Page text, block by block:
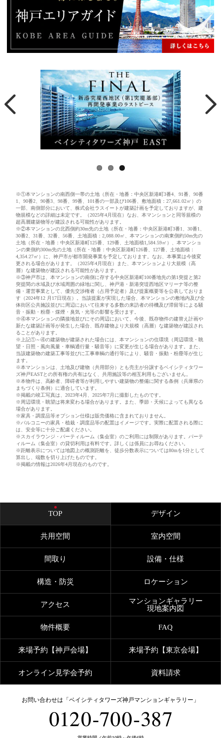
※①本マンションの南西側一帯の土地（所在・地番：中央区新港町3番4、91番、90番
1、90番2、90番3、98番、99番、101番の一部及び106番、敷地面積：27,661.02㎡）の
一部、南側部分において、株式会社ラスイートが建築計画を予定しておりますが、建
物規模などの詳細は未定です。（2025年4月現在）なお、本マンションと同等規模の
超高層建築物等が建設される可能性があります。
※②本マンションの北西側約30m先の土地（所在・地番：中央区新港町3番1、30番1、
30番2、31番、32番、56番、土地面積：2,088.00㎡、本マンションの南東側約50m先の
土地（所在・地番：中央区新港町125番、129番、土地面積1,584.59㎡）、本マンショ
ンの東側約300m先の土地（所在・地番：中央区新港町126番、127番、土地面積：
4,354.27㎡）に、神戸市が都市開発事業を予定しております。なお、本事業は今後変
更される場合があります。（2025年4月現在）また、本マンションより大規模（高
層）な建築物が建設される可能性があります。
※③神戸市は、本マンションの南側に存する中央区新港町100番地先の第1突提と第2
突提間の水域及び水域周囲の緑地に関し、神戸港・新港突堤西地区マリーナ等の整
備・運営事業として、優先交渉権者（占用予定者）及び提案概要等を公表しておりま
す（2024年12 月17日現在）。当該提案が実現した場合、本マンションの敷地内及び全
体街区公共施設並びに周辺において往来する多数の来訪者の待機及び滞留等による騒
音・振動・粉塵・煤煙・臭気・光等の影響を受けます。
※④本マンションの隣接地並びにその周辺において、今後、既存物件の建替え計画や
新たな建築計画等が発生した場合、既存建物より大規模（高層）な建築物が建設され
ることがあります。
※上記①～④の建築物が建築された場合には、本マンションの住環境（周辺環境・眺
望・日照・風向風量・車輌通行量・騒音等）に変更が生じる場合があります。また、
当該建築物の建築工事等並びに工事車輌の通行等により、騒音・振動・粉塵等が生じ
ます。
※本マンションは、土地及び建物（共用部分）とも売主が分譲するベイシティタワー
ズ神戸EASTとの所有権の共有はなく、共用施設等の相互利用もございません。
※本物件は、高齢者、障碍者等が利用しやすい建築物の整備に関する条例（兵庫県の
まちづくり条例）に適合しています。
※掲載の竣工写真は、2023年4月、2025年7月に撮影したものです。
※周辺環境・眺望は将来変わる場合があります。また、季節・天候によっても異なる
場合があります。
※家具・調度品等オプション仕様は販売価格に含まれておりません。
※バルコニーの家具・植栽・調度品等の配置はイメージです。実際に配置される際に
は、安全等に十分ご配慮ください。
※スカイラウンジ・パーティルーム（集会室）のご利用には制限があります。パーテ
ィルーム（集会室）の貸切利用は有料です。詳しくは係員にお尋ねください。
※距離表示については地図上の概測距離を、徒歩分数表示については80mを1分として
算出し、端数を切り上げたものです。
※掲載の情報は2026年4月現在のものです。
TOP デザイン
共用空間 室内空間
間取り 設備・仕様
構造・防災 ロケーション
アクセス
マンションギャラリー
現地案内図
物件概要 FAQ
来場予約【神戸会場】 来場予約【東京会場】
オンライン見学会予約 資料請求
お問い合わせは 「ベイシティタワーズ神戸マンションギャラリー」